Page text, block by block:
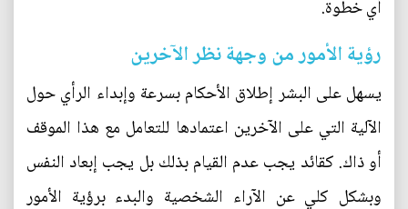
أي خطوة.
رؤية الأمور من وجهة نظر الآخرين
يسهل على البشر إطلاق الأحكام بسرعة وإبداء الرأي حول
الآلية التي على الآخرين اعتمادها للتعامل مع هذا الموقف
أو ذاك. كقائد يجب عدم القيام بذلك بل يجب إبعاد النفس
وبشكل كلي عن الآراء الشخصية والبدء برؤية الأمور